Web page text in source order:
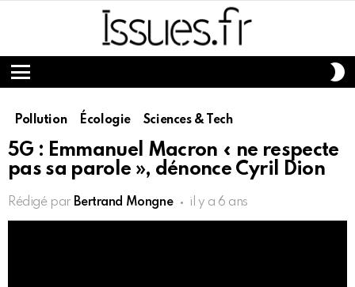
Menu
Pollution Écologie Sciences & Tech
5G : Emmanuel Macron « ne respecte
pas sa parole », dénonce Cyril Dion
Rédigé par Bertrand Mongne il y a 6 ans